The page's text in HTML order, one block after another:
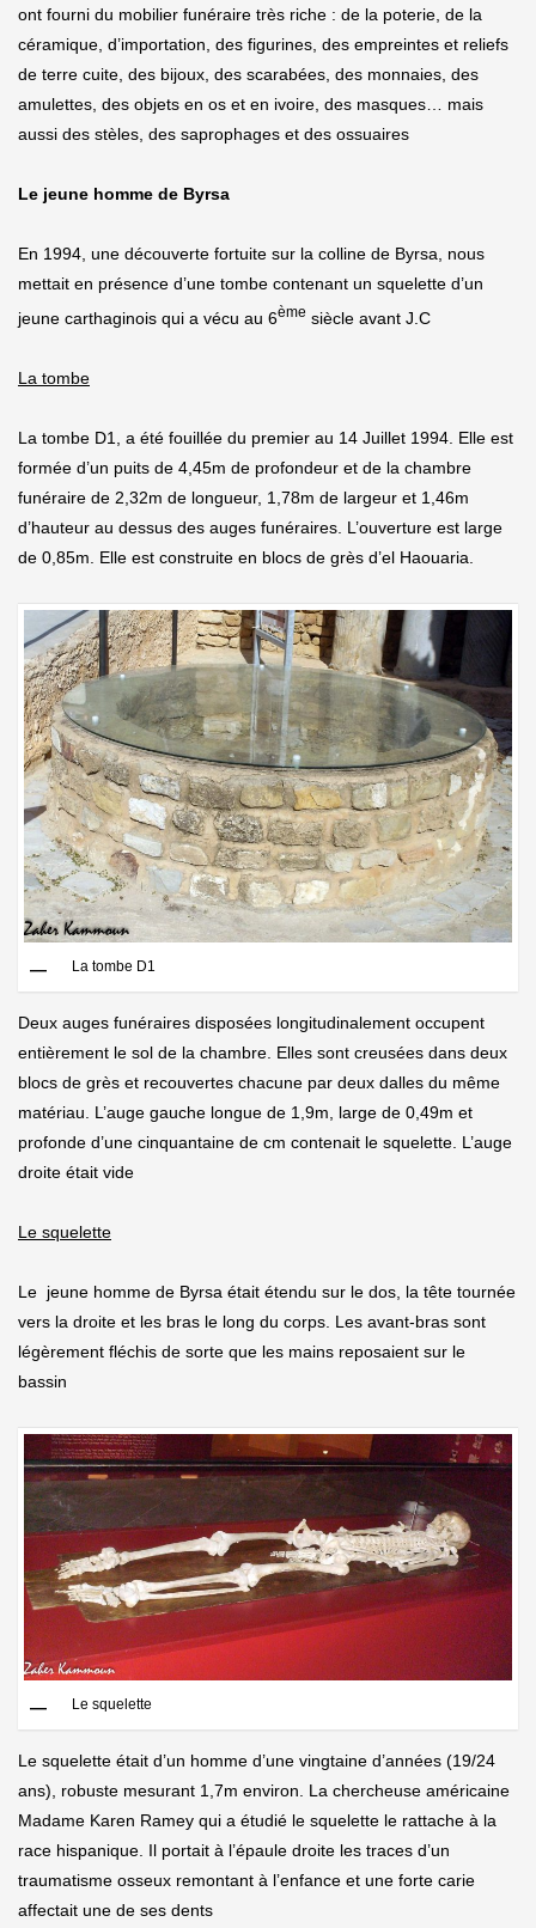
ont fourni du mobilier funéraire très riche : de la poterie, de la
céramique, d’importation, des figurines, des empreintes et reliefs
de terre cuite, des bijoux, des scarabées, des monnaies, des
amulettes, des objets en os et en ivoire, des masques… mais
aussi des stèles, des saprophages et des ossuaires
Le jeune homme de Byrsa
En 1994, une découverte fortuite sur la colline de Byrsa, nous
mettait en présence d’une tombe contenant un squelette d’un
jeune carthaginois qui a vécu au 6ème siècle avant J.C
La tombe
La tombe D1, a été fouillée du premier au 14 Juillet 1994. Elle est
formée d’un puits de 4,45m de profondeur et de la chambre
funéraire de 2,32m de longueur, 1,78m de largeur et 1,46m
d’hauteur au dessus des auges funéraires. L’ouverture est large
de 0,85m. Elle est construite en blocs de grès d’el Haouaria.
La tombe D1
Deux auges funéraires disposées longitudinalement occupent
entièrement le sol de la chambre. Elles sont creusées dans deux
blocs de grès et recouvertes chacune par deux dalles du même
matériau. L’auge gauche longue de 1,9m, large de 0,49m et
profonde d’une cinquantaine de cm contenait le squelette. L’auge
droite était vide
Le squelette
Le jeune homme de Byrsa était étendu sur le dos, la tête tournée
vers la droite et les bras le long du corps. Les avant-bras sont
légèrement fléchis de sorte que les mains reposaient sur le
bassin
Le squelette
Le squelette était d’un homme d’une vingtaine d’années (19/24
ans), robuste mesurant 1,7m environ. La chercheuse américaine
Madame Karen Ramey qui a étudié le squelette le rattache à la
race hispanique. Il portait à l’épaule droite les traces d’un
traumatisme osseux remontant à l’enfance et une forte carie
affectait une de ses dents